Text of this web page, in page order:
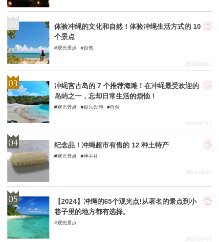
体验冲绳的文化和自然！体验冲绳生活方式的 10
个景点
观光景点 自然
2023-09-01
冲绳宫古岛的 7 个推荐海滩！在冲绳最受欢迎的
岛屿之一，忘却日常生活的烦恼！
观光景点 娱乐设施 自然
2024-07-10
纪念品！冲绳超市有售的 12 种土特产
观光景点 伴手礼
2023-10-03
【2024】冲绳的65个观光点!从著名的景点到小
巷子里的地方都有选择。
观光景点
2023-05-09